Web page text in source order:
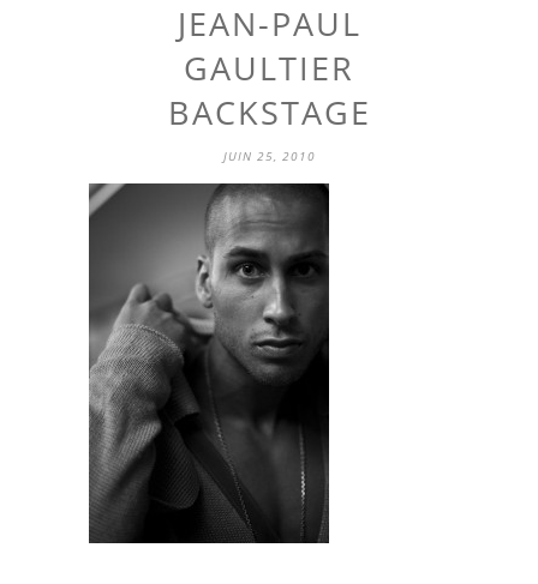
JEAN-PAUL
GAULTIER
BACKSTAGE
JUIN 25, 2010